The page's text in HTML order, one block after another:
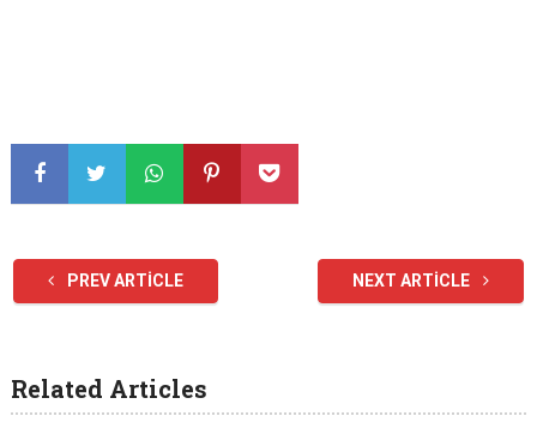
PREV ARTICLE NEXT ARTICLE
Related Articles